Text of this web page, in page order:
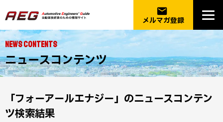
email
メルマガ登録
NEWS CONTENTS
ニュースコンテンツ
「フォーアールエナジー」のニュースコンテン
ツ検索結果